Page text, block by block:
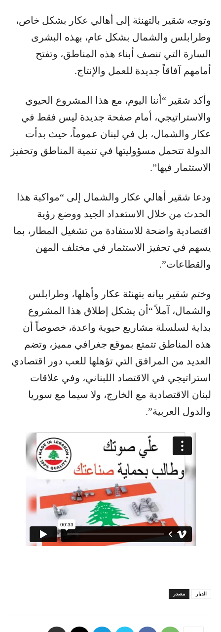
وتوجه شقير بالتهنئة إلى أهالي عكار بشكل خاص،
وطرابلس والشمال بشكل عام، بهذه البشرى
السارة التي تنصف أبناء هذه المناطق، وتفتح
أمامهم آفاقاً جديدة للعمل والإنتاج.
وأكد شقير “أننا اليوم، مع هذا المشروع الحيوي
والاستراتيجي، أمام صفحة جديدة ليس فقط في
عكار والشمال، بل في لبنان عموماً، حيث بدأت
الدولة تتحمل مسؤوليتها في تنمية المناطق وتحفيز
الاستثمار فيها”.
ودعا شقير أهالي عكار والشمال إلى “مواكبة هذا
الحدث من خلال الاستعداد الجيد ووضع رؤية
اقتصادية واضحة للاستفادة من تشغيل المطار، بما
يسهم في تحفيز الاستثمار في مختلف المهن
والقطاعات”.
وختم شقير بيانه بتهنئة عكار وأهلها، وطرابلس
والشمال، آملاً “أن يشكل إطلاق هذا المشروع
بداية لسلسلة مشاريع حيوية واعدة، خصوصاً أن
هذه المناطق تتمتع بموقع جغرافي مميز، وتضم
العديد من المرافق التي تؤهلها للعب دور اقتصادي
استراتيجي في الاقتصاد اللبناني، وفي علاقات
لبنان الاقتصادية مع الخارج، ولا سيما مع سوريا
والدول العربية”.
مصدر الديار